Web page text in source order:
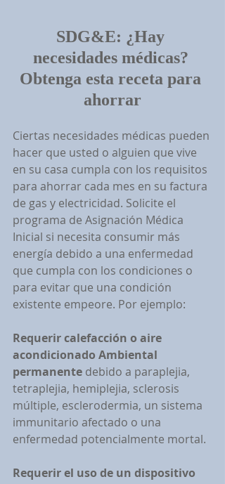
SDG&E: ¿Hay
necesidades médicas?
Obtenga esta receta para
ahorrar
Ciertas necesidades médicas pueden
hacer que usted o alguien que vive
en su casa cumpla con los requisitos
para ahorrar cada mes en su factura
de gas y electricidad. Solicite el
programa de Asignación Médica
Inicial si necesita consumir más
energía debido a una enfermedad
que cumpla con los condiciones o
para evitar que una condición
existente empeore. Por ejemplo:
Requerir calefacción o aire
acondicionado Ambiental
permanente debido a paraplejia,
tetraplejia, hemiplejia, sclerosis
múltiple, esclerodermia, un sistema
immunitario afectado o una
enfermedad potencialmente mortal.
Requerir el uso de un dispositivo